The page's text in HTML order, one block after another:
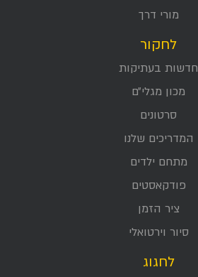
מורי דרך
לחקור
חדשות בעתיקות
מכון מגלי״ם
סרטונים
המדריכים שלנו
מתחם ילדים
פודקאסטים
ציר הזמן
סיור וירטואלי
לחגוג